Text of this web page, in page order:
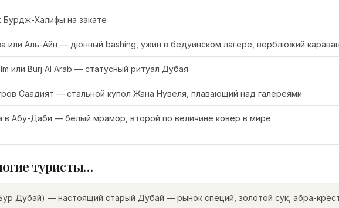
Халифы на закате
или Аль-Айн — дюнный bashing, ужин в бедуинском лагере, верблюжий караван
или Burj Al Arab — статусный ритуал Дубая
Саадият — стальной купол Жана Нувеля, плавающий над галереями
Абу-Даби — белый мрамор, второй по величине ковёр в мире
туристы…
Дубай) — настоящий старый Дубай — рынок специй, золотой сук, абра-